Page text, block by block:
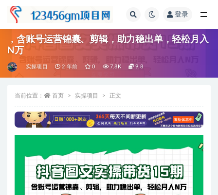
登录
，含账号运营锦囊、剪辑，助力稳出单，轻松月入
N万
实操项目 2 年前 0 7.8K 9.8
当前位置： 首页 实操项目 正文